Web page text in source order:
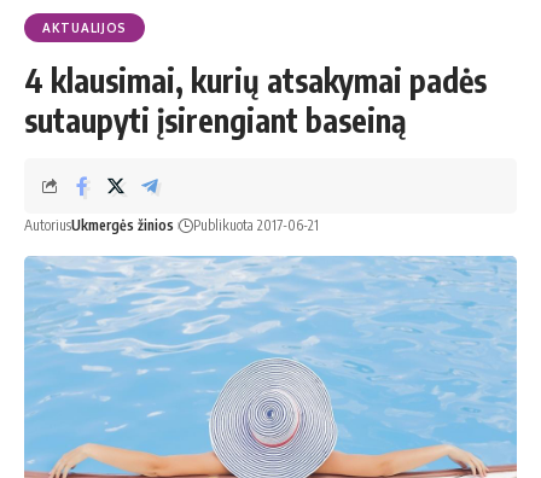
AKTUALIJOS
4 klausimai, kurių atsakymai padės
sutaupyti įsirengiant baseiną
AutoriusUkmergės žinios Publikuota 2017-06-21